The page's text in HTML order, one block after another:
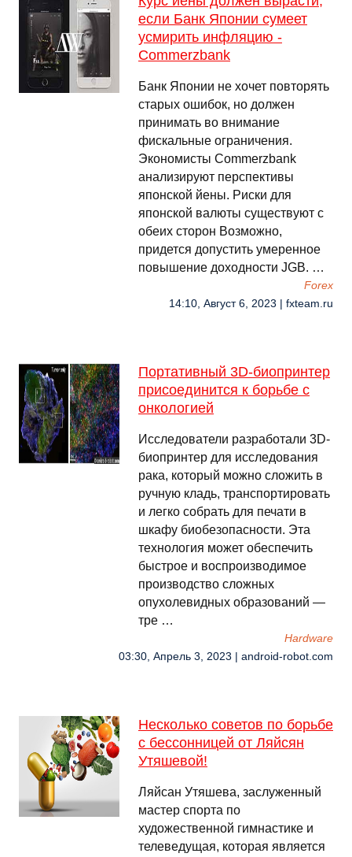
если Банк Японии сумеет
усмирить инфляцию -
Commerzbank
Банк Японии не хочет повторять
старых ошибок, но должен
принимать во внимание
фискальные ограничения.
Экономисты Commerzbank
анализируют перспективы
японской йены. Риски для
японской валюты существуют с
обеих сторон Возможно,
придется допустить умеренное
повышение доходности JGB. …
Forex
14:10, Август 6, 2023 | fxteam.ru
Портативный 3D-биопринтер
присоединится к борьбе с
онкологией
Исследователи разработали 3D-
биопринтер для исследования
рака, который можно сложить в
ручную кладь, транспортировать
и легко собрать для печати в
шкафу биобезопасности. Эта
технология может обеспечить
быстрое и воспроизводимое
производство сложных
опухолевидных образований —
тре …
Hardware
03:30, Апрель 3, 2023 | android-robot.com
Несколько советов по борьбе
с бессонницей от Ляйсян
Утяшевой!
Ляйсан Утяшева, заслуженный
мастер спорта по
художественной гимнастике и
телеведущая, которая является